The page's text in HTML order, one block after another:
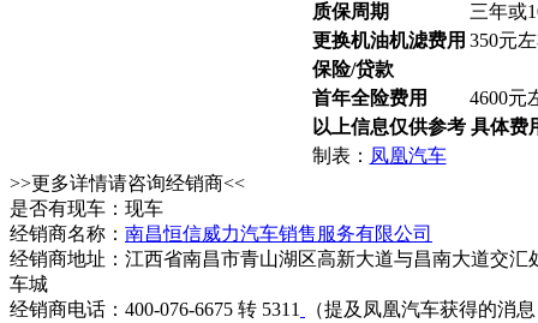
质保周期
三年或
更换机油机滤费用 350元
保险/贷款
首年全险费用
4600元
以上信息仅供参考 具体费
制表： 凤凰汽车
>>更多详情请咨询经销商<<
是否有现车：现车
经销商名称： 南昌恒信威力汽车销售服务有限公司
经销商地址：江西省南昌市青山湖区高新大道与昌南大道交汇
车城
经销商电话：400-076-6675 转 5311
（提及凤凰汽车获得的消